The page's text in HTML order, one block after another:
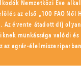
Nemzetközi Éve
az első „100 FAO Női
Az évente átadott díj
munkássága valódi
az agrár-